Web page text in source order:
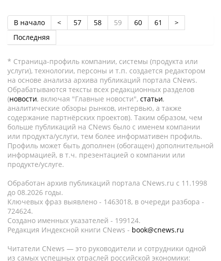
В начало < 57 58 59 60 61
>
Последняя
* Страница-профиль компании, системы (продукта или
услуги), технологии, персоны и т.п. создается редактором
на основе анализа архива публикаций портала CNews.
Обрабатываются тексты всех редакционных разделов
(новости, включая "Главные новости", статьи,
аналитические обзоры рынков, интервью, а также
содержание партнёрских проектов). Таким образом, чем
больше публикаций на CNews было с именем компании
или продукта/услуги, тем более информативен профиль.
Профиль может быть дополнен (обогащен) дополнительной
информацией, в т.ч. презентацией о компании или
продукте/услуге.
Обработан архив публикаций портала CNews.ru c 11.1998
до 08.2026 годы.
Ключевых фраз выявлено - 1463018, в очереди разбора -
724624.
Создано именных указателей - 199124.
Редакция Индексной книги CNews - book@cnews.ru
Читатели CNews — это руководители и сотрудники одной
из самых успешных отраслей российской экономики: